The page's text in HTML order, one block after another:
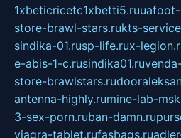
1xbeticricetc1xbetti5.ru
store-brawl-stars.rukts-
sindika-01.rusp-life.rux-
e-abis-1-c.rusindika01.ru
store-brawlstars.ru
antenna-highly.rumine-lab-
3-sex-porn.ruban-damn.ru
viagra-tablet.rufasbags.ru